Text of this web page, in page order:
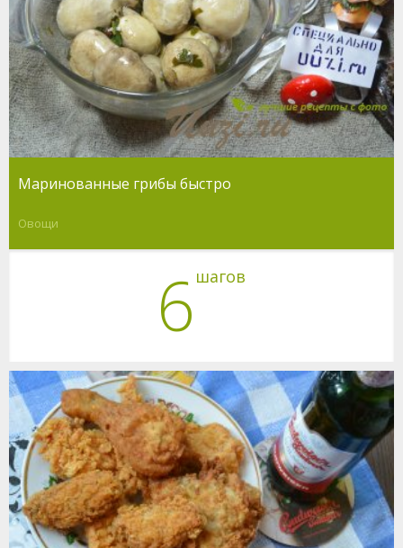
Маринованные грибы быстро
Овощи
6 шагов